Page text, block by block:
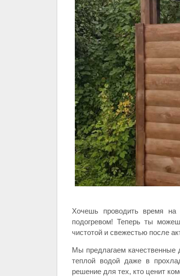
Хочешь проводить время
подогревом! Теперь ты
чистотой и свежестью после
Мы предлагаем качественные
теплой водой даже в
решение для тех, кто ценит